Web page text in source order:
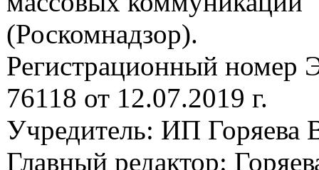
(Роскомнадзор).
Регистрационный
76118 от 12.07.2019 г.
Учредитель: ИП Горяева
Главный редактор: